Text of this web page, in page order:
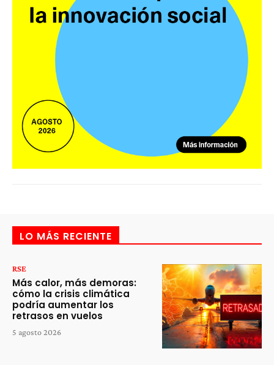
LO MÁS RECIENTE
RSE
Más calor, más demoras:
cómo la crisis climática
podría aumentar los
retrasos en vuelos
5 agosto 2026